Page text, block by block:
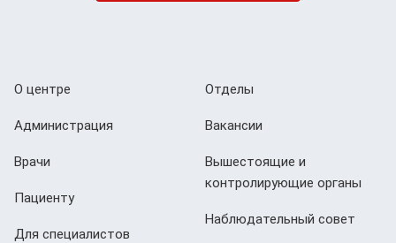
О центре
Администрация
Врачи
Пациенту
Для специалистов
Отделы
Вакансии
Вышестоящие и
контролирующие органы
Наблюдательный совет